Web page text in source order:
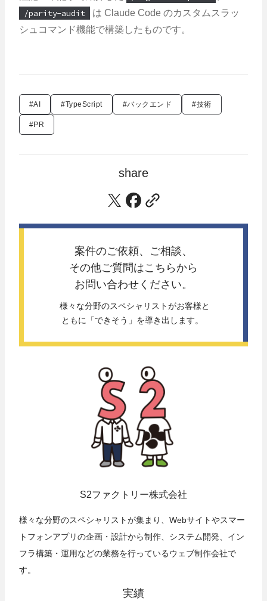
/parity-audit
は Claude Code のカスタムスラッ
シュコマンド機能で構築したものです。
#AI #TypeScript #バックエンド #技術
#PR
share
S2ファクトリー株式会社
様々な分野のスペシャリストが集まり、Webサイトやスマー
トフォンアプリの企画・設計から制作、システム開発、イン
フラ構築・運用などの業務を行っているウェブ制作会社で
す。
実績
案件のご依頼、ご相談、
その他ご質問はこちらから
お問い合わせください。
様々な分野のスペシャリストがお客様と
ともに「できそう」を導き出します。